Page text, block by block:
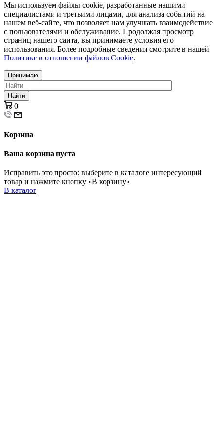
Мы используем файлы cookie, разработанные нашими
специалистами и третьими лицами, для анализа событий на
нашем веб-сайте, что позволяет нам улучшать взаимодействие
с пользователями и обслуживание. Продолжая просмотр
страниц нашего сайта, вы принимаете условия его
использования. Более подробные сведения смотрите в нашей
Политике в отношении файлов Cookie.
Принимаю
Найти
0
Корзина
Ваша корзина пуста
Исправить это просто: выберите в каталоге интересующий
товар и нажмите кнопку «В корзину»
В каталог